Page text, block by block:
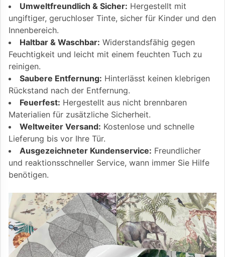
Umweltfreundlich & Sicher: Hergestellt mit
ungiftiger, geruchloser Tinte, sicher für Kinder und den
Innenbereich.
Haltbar & Waschbar: Widerstandsfähig gegen
Feuchtigkeit und leicht mit einem feuchten Tuch zu
reinigen.
Saubere Entfernung: Hinterlässt keinen klebrigen
Rückstand nach der Entfernung.
Feuerfest: Hergestellt aus nicht brennbaren
Materialien für zusätzliche Sicherheit.
Weltweiter Versand: Kostenlose und schnelle
Lieferung bis vor Ihre Tür.
Ausgezeichneter Kundenservice: Freundlicher
und reaktionsschneller Service, wann immer Sie Hilfe
benötigen.